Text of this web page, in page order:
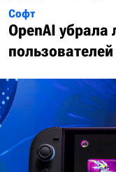
Софт
OpenAI убрала